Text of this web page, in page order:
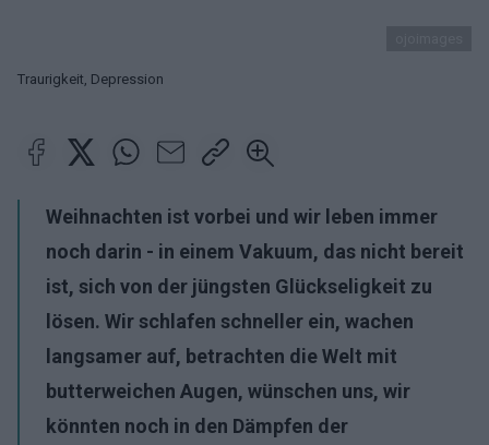
Traurigkeit, Depression
Weihnachten ist vorbei und wir leben immer
noch darin - in einem Vakuum, das nicht bereit
ist, sich von der jüngsten Glückseligkeit zu
lösen. Wir schlafen schneller ein, wachen
langsamer auf, betrachten die Welt mit
butterweichen Augen, wünschen uns, wir
könnten noch in den Dämpfen der